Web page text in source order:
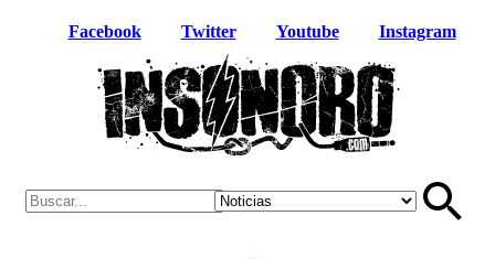
Facebook Twitter Youtube Instagram